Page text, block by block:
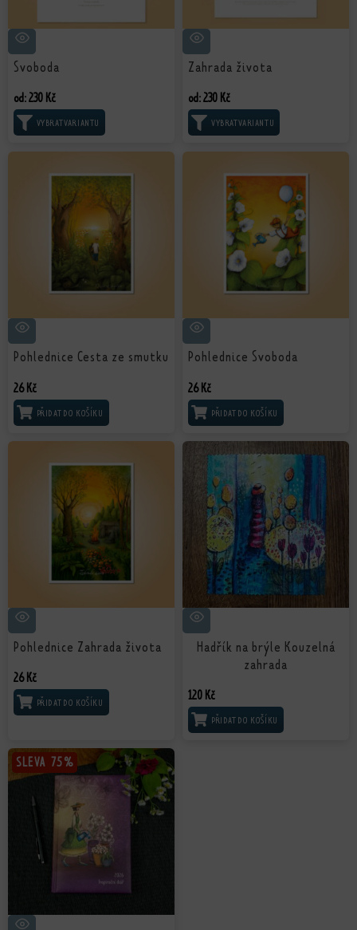
Svoboda
od:230 Kč
VÝBĚR MOŽNOSTÍ
Zahrada života
od:230 Kč
VÝBĚR MOŽNOSTÍ
Pohlednice Cesta ze smutku
26 Kč
PŘIDAT DO KOŠÍKU
Pohlednice Svoboda
26 Kč
PŘIDAT DO KOŠÍKU
Pohlednice Zahrada života
26 Kč
PŘIDAT DO KOŠÍKU
Hadřík na brýle Kouzelná
zahrada
120 Kč
PŘIDAT DO KOŠÍKU
SLEVA 75%
SLEVA 75%